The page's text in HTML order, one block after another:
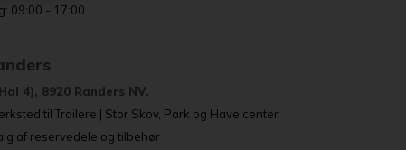
09:00 - 17:00
4), 8920 Randers NV.
til Trailere | Stor Skov, Park og Have center
af reservedele og tilbehør